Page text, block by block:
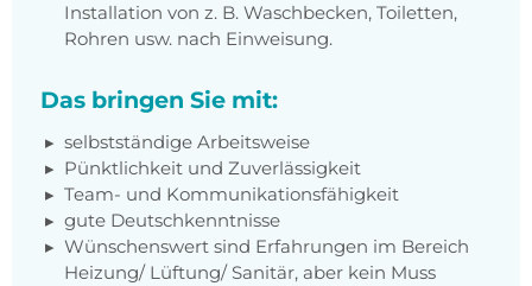
Installation von z. B. Waschbecken, Toiletten,
Rohren usw. nach Einweisung.
Das bringen Sie mit:
selbstständige Arbeitsweise
Pünktlichkeit und Zuverlässigkeit
Team- und Kommunikationsfähigkeit
gute Deutschkenntnisse
Wünschenswert sind Erfahrungen im Bereich
Heizung/ Lüftung/ Sanitär, aber kein Muss